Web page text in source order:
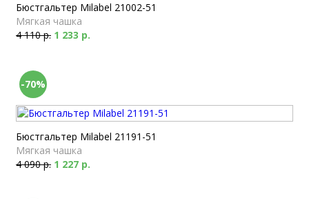
Бюстгальтер Milabel 21002-51
Мягкая чашка
4 110 р. 1 233 р.
-70%
Бюстгальтер Milabel 21191-51
Мягкая чашка
4 090 р. 1 227 р.